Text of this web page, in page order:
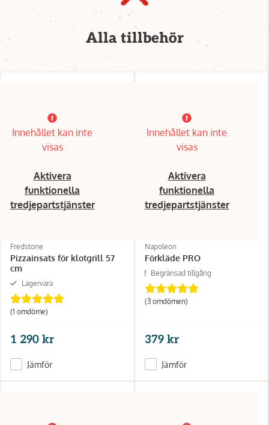
Alla tillbehör
Innehållet kan inte
visas
Aktivera
funktionella
tredjepartstjänster
Fredstone
Pizzainsats för klotgrill 57
cm
Lagervara
(1 omdöme)
1 290 kr
Jämför
Innehållet kan inte
visas
Aktivera
funktionella
tredjepartstjänster
Napoleon
Förkläde PRO
Begränsad tillgång
(3 omdömen)
379 kr
Jämför